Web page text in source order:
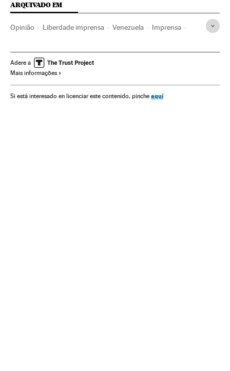
ARQUIVADO EM
Opinião Liberdade imprensa Venezuela Imprensa
Meios comunicação Comunicação
Nicolás Maduro
Adere a
Mais informações
Si está interesado en licenciar este contenido, pinche aquí